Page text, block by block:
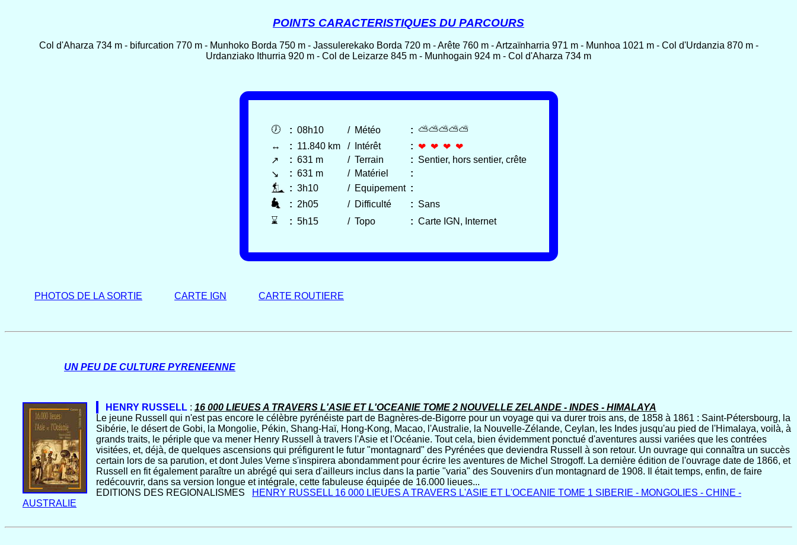
POINTS CARACTERISTIQUES DU PARCOURS
Col d'Aharza 734 m - bifurcation 770 m - Munhoko Borda 750 m - Jassulerekako Borda 720 m - Arête 760 m - Artzaïnharria 971 m - Munhoa 1021 m - Col d'Urdanzia 870 m -
Urdanziako Ithurria 920 m - Col de Leizarze 845 m - Munhogain 924 m - Col d'Aharza 734 m
🕖 : 08h10 / Météo : ⛅⛅⛅⛅⛅
↔
: 11.840 km / Intérêt : ❤ ❤ ❤ ❤
↗
: 631 m / Terrain : Sentier, hors sentier, crête
↘
: 631 m / Matériel
:
: 3h10 / Equipement :
: 2h05 / Difficulté : Sans
⌛
: 5h15 / Topo : Carte IGN, Internet
PHOTOS DE LA SORTIE CARTE IGN CARTE ROUTIERE
UN PEU DE CULTURE PYRENEENNE
HENRY RUSSELL : 16 000 LIEUES A TRAVERS L'ASIE ET L'OCEANIE TOME 2 NOUVELLE ZELANDE - INDES - HIMALAYA
Le jeune Russell qui n'est pas encore le célèbre pyrénéiste part de Bagnères-de-Bigorre pour un voyage qui va durer trois ans, de 1858 à 1861 : Saint-Pétersbourg, la
Sibérie, le désert de Gobi, la Mongolie, Pékin, Shang-Haï, Hong-Kong, Macao, l'Australie, la Nouvelle-Zélande, Ceylan, les Indes jusqu'au pied de l'Himalaya, voilà, à
grands traits, le périple que va mener Henry Russell à travers l'Asie et l'Océanie. Tout cela, bien évidemment ponctué d'aventures aussi variées que les contrées
visitées, et, déjà, de quelques ascensions qui préfigurent le futur "montagnard" des Pyrénées que deviendra Russell à son retour. Un ouvrage qui connaîtra un succès
certain lors de sa parution, et dont Jules Verne s'inspirera abondamment pour écrire les aventures de Michel Strogoff. La dernière édition de l'ouvrage date de 1866, et
Russell en fit également paraître un abrégé qui sera d'ailleurs inclus dans la partie "varia" des Souvenirs d'un montagnard de 1908. Il était temps, enfin, de faire
redécouvrir, dans sa version longue et intégrale, cette fabuleuse équipée de 16.000 lieues...
EDITIONS DES REGIONALISMES
HENRY RUSSELL 16 000 LIEUES A TRAVERS L'ASIE ET L'OCEANIE TOME 1 SIBERIE - MONGOLIES - CHINE -
AUSTRALIE